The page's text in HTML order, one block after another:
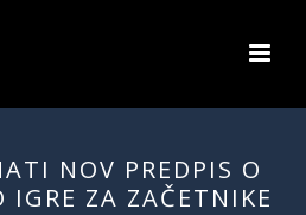
NOV PREDPIS O
IGRE ZA ZAČETNIKE